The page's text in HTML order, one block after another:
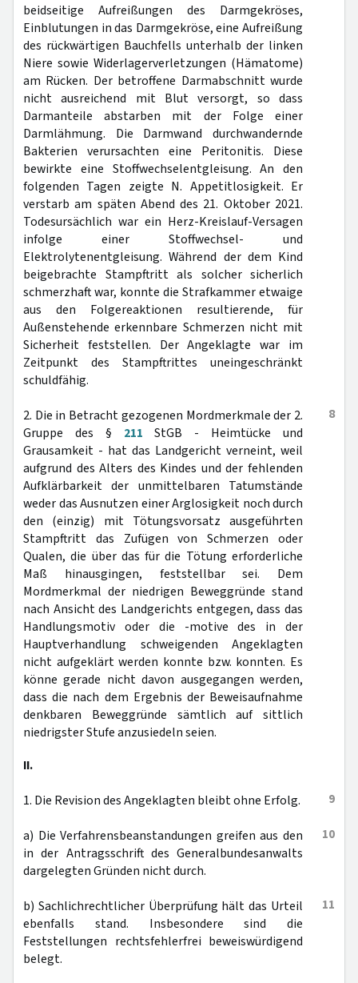
beidseitige Aufreißungen des Darmgekröses,
Einblutungen in das Darmgekröse, eine Aufreißung
des rückwärtigen Bauchfells unterhalb der linken
Niere sowie Widerlagerverletzungen (Hämatome)
am Rücken. Der betroffene Darmabschnitt wurde
nicht ausreichend mit Blut versorgt, so dass
Darmanteile abstarben mit der Folge einer
Darmlähmung. Die Darmwand durchwandernde
Bakterien verursachten eine Peritonitis. Diese
bewirkte eine Stoffwechselentgleisung. An den
folgenden Tagen zeigte N. Appetitlosigkeit. Er
verstarb am späten Abend des 21. Oktober 2021.
Todesursächlich war ein Herz-Kreislauf-Versagen
infolge einer Stoffwechsel- und
Elektrolytenentgleisung. Während der dem Kind
beigebrachte Stampftritt als solcher sicherlich
schmerzhaft war, konnte die Strafkammer etwaige
aus den Folgereaktionen resultierende, für
Außenstehende erkennbare Schmerzen nicht mit
Sicherheit feststellen. Der Angeklagte war im
Zeitpunkt des Stampftrittes uneingeschränkt
schuldfähig.
8
2. Die in Betracht gezogenen Mordmerkmale der 2.
Gruppe des § 211 StGB - Heimtücke und
Grausamkeit - hat das Landgericht verneint, weil
aufgrund des Alters des Kindes und der fehlenden
Aufklärbarkeit der unmittelbaren Tatumstände
weder das Ausnutzen einer Arglosigkeit noch durch
den (einzig) mit Tötungsvorsatz ausgeführten
Stampftritt das Zufügen von Schmerzen oder
Qualen, die über das für die Tötung erforderliche
Maß hinausgingen, feststellbar sei. Dem
Mordmerkmal der niedrigen Beweggründe stand
nach Ansicht des Landgerichts entgegen, dass das
Handlungsmotiv oder die -motive des in der
Hauptverhandlung schweigenden Angeklagten
nicht aufgeklärt werden konnte bzw. konnten. Es
könne gerade nicht davon ausgegangen werden,
dass die nach dem Ergebnis der Beweisaufnahme
denkbaren Beweggründe sämtlich auf sittlich
niedrigster Stufe anzusiedeln seien.
II.
9
1. Die Revision des Angeklagten bleibt ohne Erfolg.
10
a) Die Verfahrensbeanstandungen greifen aus den
in der Antragsschrift des Generalbundesanwalts
dargelegten Gründen nicht durch.
11
b) Sachlichrechtlicher Überprüfung hält das Urteil
ebenfalls stand. Insbesondere sind die
Feststellungen rechtsfehlerfrei beweiswürdigend
belegt.